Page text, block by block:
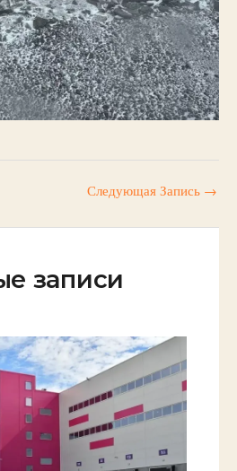
Следующая Запись →
записи